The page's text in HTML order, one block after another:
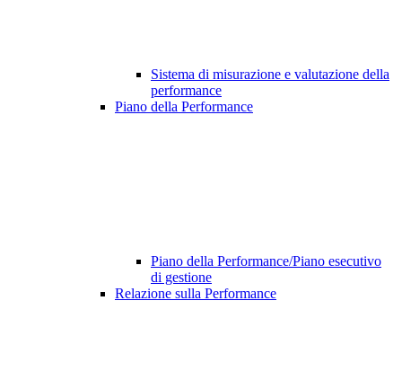
Sistema di misurazione e valutazione della
performance
Piano della Performance
Piano della Performance/Piano esecutivo
di gestione
Relazione sulla Performance